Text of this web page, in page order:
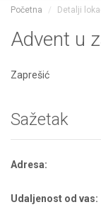
Početna Detalji
Advent u
Zaprešić
Sažetak
Adresa:
Udaljenost od vas: